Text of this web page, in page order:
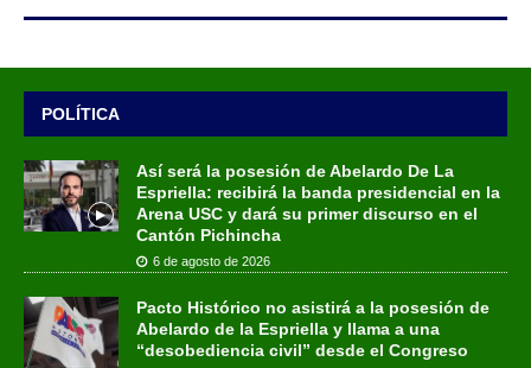
POLÍTICA
Así será la posesión de Abelardo De La
Espriella: recibirá la banda presidencial en la
Arena USC y dará su primer discurso en el
Cantón Pichincha
6 de agosto de 2026
Pacto Histórico no asistirá a la posesión de
Abelardo de la Espriella y llama a una
“desobediencia civil” desde el Congreso